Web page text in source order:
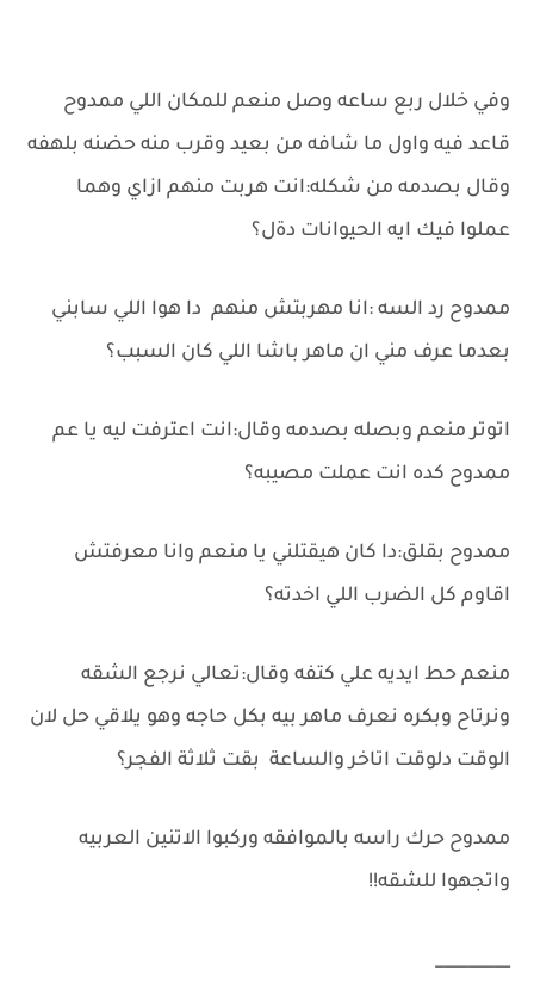
وفي خلال ربع ساعه وصل منعم للمكان اللي ممدوح
قاعد فيه واول ما شافه من بعيد وقرب منه حضنه بلهفه
وقال بصدمه من شكله:انت هربت منهم ازاي وهما
عملوا فيك ايه الحيوانات دةل؟
ممدوح رد السه :انا مهربتش منهم دا هوا اللي سابني
بعدما عرف مني ان ماهر باشا اللي كان السبب؟
اتوتر منعم وبصله بصدمه وقال:انت اعترفت ليه يا عم
ممدوح كده انت عملت مصيبه؟
ممدوح بقلق:دا كان هيقتلني يا منعم وانا معرفتش
اقاوم كل الضرب اللي اخدته؟
منعم حط ايديه علي كتفه وقال:تعالي نرجع الشقه
ونرتاح وبكره نعرف ماهر بيه بكل حاجه وهو يلاقي حل لان
الوقت دلوقت اتاخر والساعة بقت ثلاثة الفجر؟
ممدوح حرك راسه بالموافقه وركبوا الاتنين العربيه
واتجهوا للشقه!!
_________